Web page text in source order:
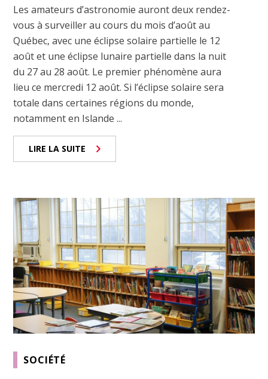
Les amateurs d’astronomie auront deux rendez-
vous à surveiller au cours du mois d’août au
Québec, avec une éclipse solaire partielle le 12
août et une éclipse lunaire partielle dans la nuit
du 27 au 28 août. Le premier phénomène aura
lieu ce mercredi 12 août. Si l’éclipse solaire sera
totale dans certaines régions du monde,
notamment en Islande ...
LIRE LA SUITE
SOCIÉTÉ